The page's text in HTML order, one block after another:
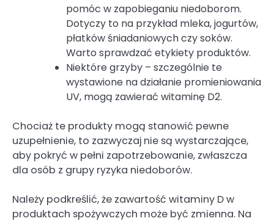
pomóc w zapobieganiu niedoborom.
Dotyczy to na przykład mleka, jogurtów,
płatków śniadaniowych czy soków.
Warto sprawdzać etykiety produktów.
Niektóre grzyby – szczególnie te
wystawione na działanie promieniowania
UV, mogą zawierać witaminę D2.
Chociaż te produkty mogą stanowić pewne
uzupełnienie, to zazwyczaj nie są wystarczające,
aby pokryć w pełni zapotrzebowanie, zwłaszcza
dla osób z grupy ryzyka niedoborów.
Należy podkreślić, że zawartość witaminy D w
produktach spożywczych może być zmienna. Na